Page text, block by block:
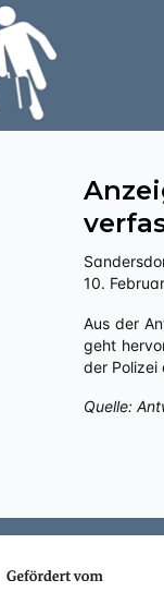
10.
Aus der Antwort auf eine kleine Anfrage an die Landesregierung Sachsen-Anhalts zu „Politisch motivierte Kriminalität – rechts“
geht
der Polizei
Quelle: